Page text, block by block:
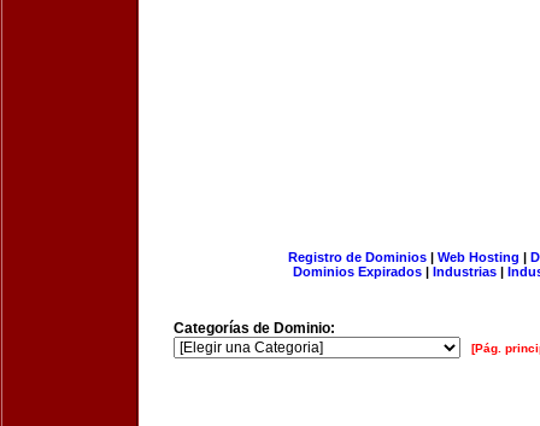
Registro de Dominios| Web Hosting |
Dominios Expirados | Industrias |
Categorías de Dominio:
[Pág.